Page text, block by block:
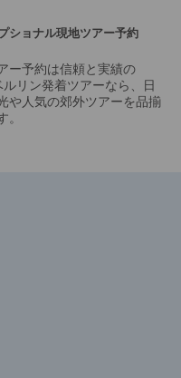
ショナル現地ツアー予約
ー予約は信頼と実績の
リン発着ツアーなら、日
や人気の郊外ツアーを品揃
。